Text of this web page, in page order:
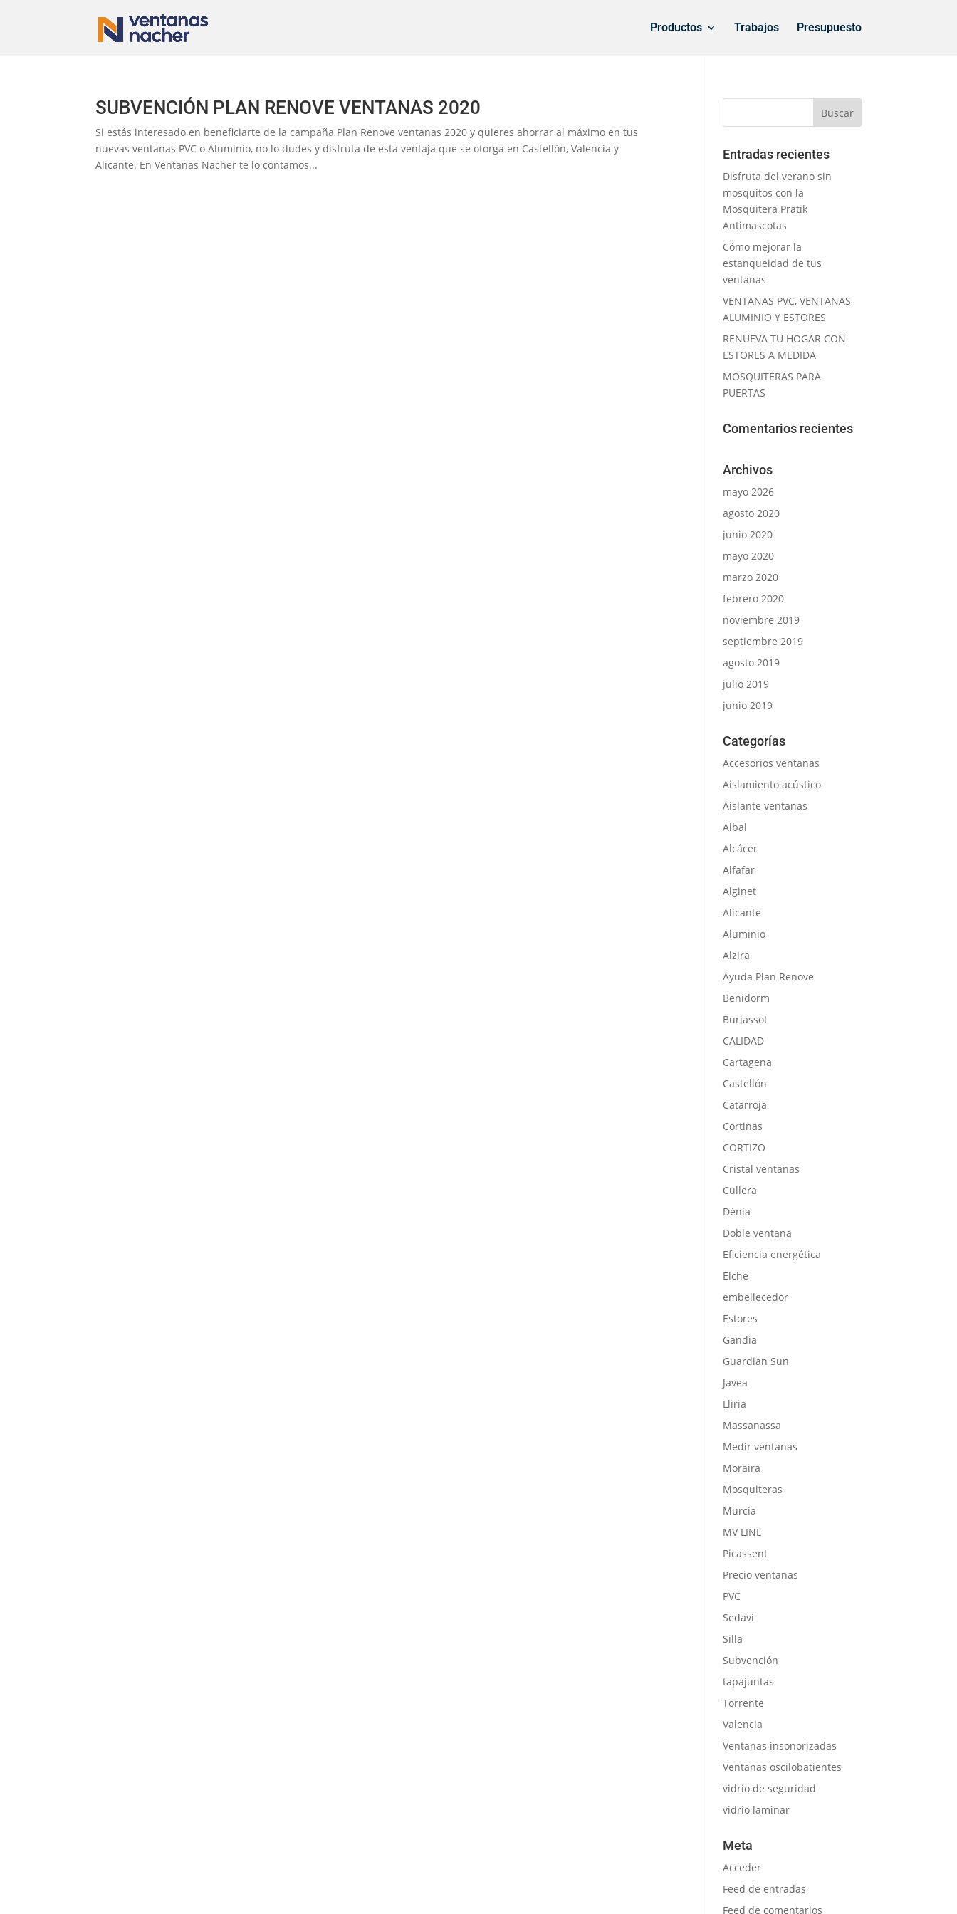
Productos Trabajos Presupuesto
SUBVENCIÓN PLAN RENOVE VENTANAS 2020
Si estás interesado en beneficiarte de la campaña Plan Renove ventanas 2020 y quieres ahorrar al máximo en tus
nuevas ventanas PVC o Aluminio, no lo dudes y disfruta de esta ventaja que se otorga en Castellón, Valencia y
Alicante. En Ventanas Nacher te lo contamos...
Entradas recientes
Disfruta del verano sin
mosquitos con la
Mosquitera Pratik
Antimascotas
Cómo mejorar la
estanqueidad de tus
ventanas
VENTANAS PVC, VENTANAS
ALUMINIO Y ESTORES
RENUEVA TU HOGAR CON
ESTORES A MEDIDA
MOSQUITERAS PARA
PUERTAS
Comentarios recientes
Archivos
mayo 2026
agosto 2020
junio 2020
mayo 2020
marzo 2020
febrero 2020
noviembre 2019
septiembre 2019
agosto 2019
julio 2019
junio 2019
Categorías
Accesorios ventanas
Aislamiento acústico
Aislante ventanas
Albal
Alcácer
Alfafar
Alginet
Alicante
Aluminio
Alzira
Ayuda Plan Renove
Benidorm
Burjassot
CALIDAD
Cartagena
Castellón
Catarroja
Cortinas
CORTIZO
Cristal ventanas
Cullera
Dénia
Doble ventana
Eficiencia energética
Elche
embellecedor
Estores
Gandia
Guardian Sun
Javea
Lliria
Massanassa
Medir ventanas
Moraira
Mosquiteras
Murcia
MV LINE
Picassent
Precio ventanas
PVC
Sedaví
Silla
Subvención
tapajuntas
Torrente
Valencia
Ventanas insonorizadas
Ventanas oscilobatientes
vidrio de seguridad
vidrio laminar
Meta
Acceder
Feed de entradas
Feed de comentarios